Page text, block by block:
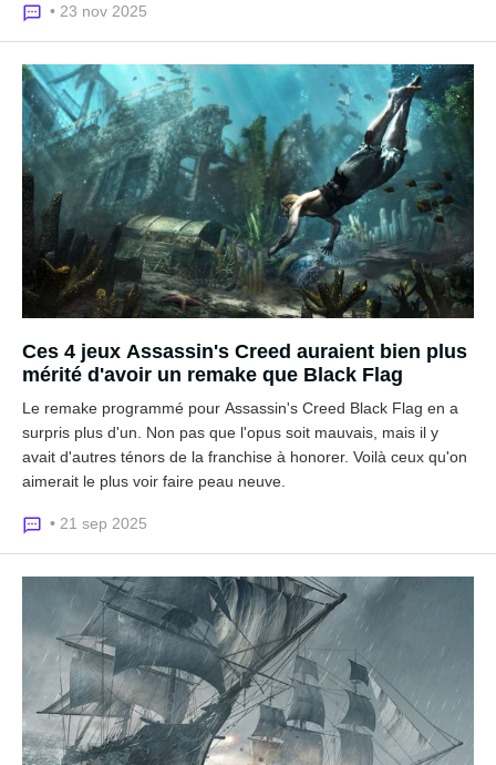
• 23 nov 2025
Ces 4 jeux Assassin's Creed auraient bien plus
mérité d'avoir un remake que Black Flag
Le remake programmé pour Assassin's Creed Black Flag en a
surpris plus d'un. Non pas que l'opus soit mauvais, mais il y
avait d'autres ténors de la franchise à honorer. Voilà ceux qu'on
aimerait le plus voir faire peau neuve.
• 21 sep 2025